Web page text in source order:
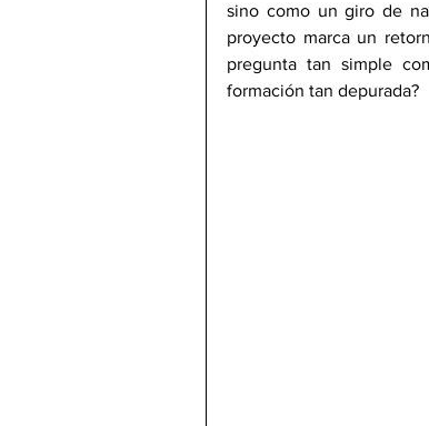
sino como un giro de
proyecto marca un
pregunta tan simple
formación tan depurada?